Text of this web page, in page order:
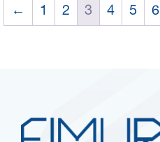
← 1 2 3 4 5 6